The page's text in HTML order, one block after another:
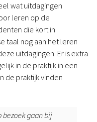
wat uitdagingen
leren op de
die kort in
taal nog aan het leren
uitdagingen. Er is extra
in de praktijk in een
de praktijk vinden
bezoek gaan bij